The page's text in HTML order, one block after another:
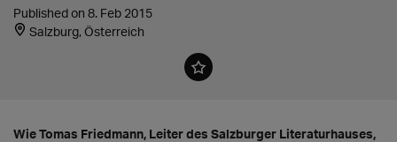
Published on 8. Feb 2015
Salzburg, Österreich
Wie Tomas Friedmann, Leiter des Salzburger Literaturhauses,